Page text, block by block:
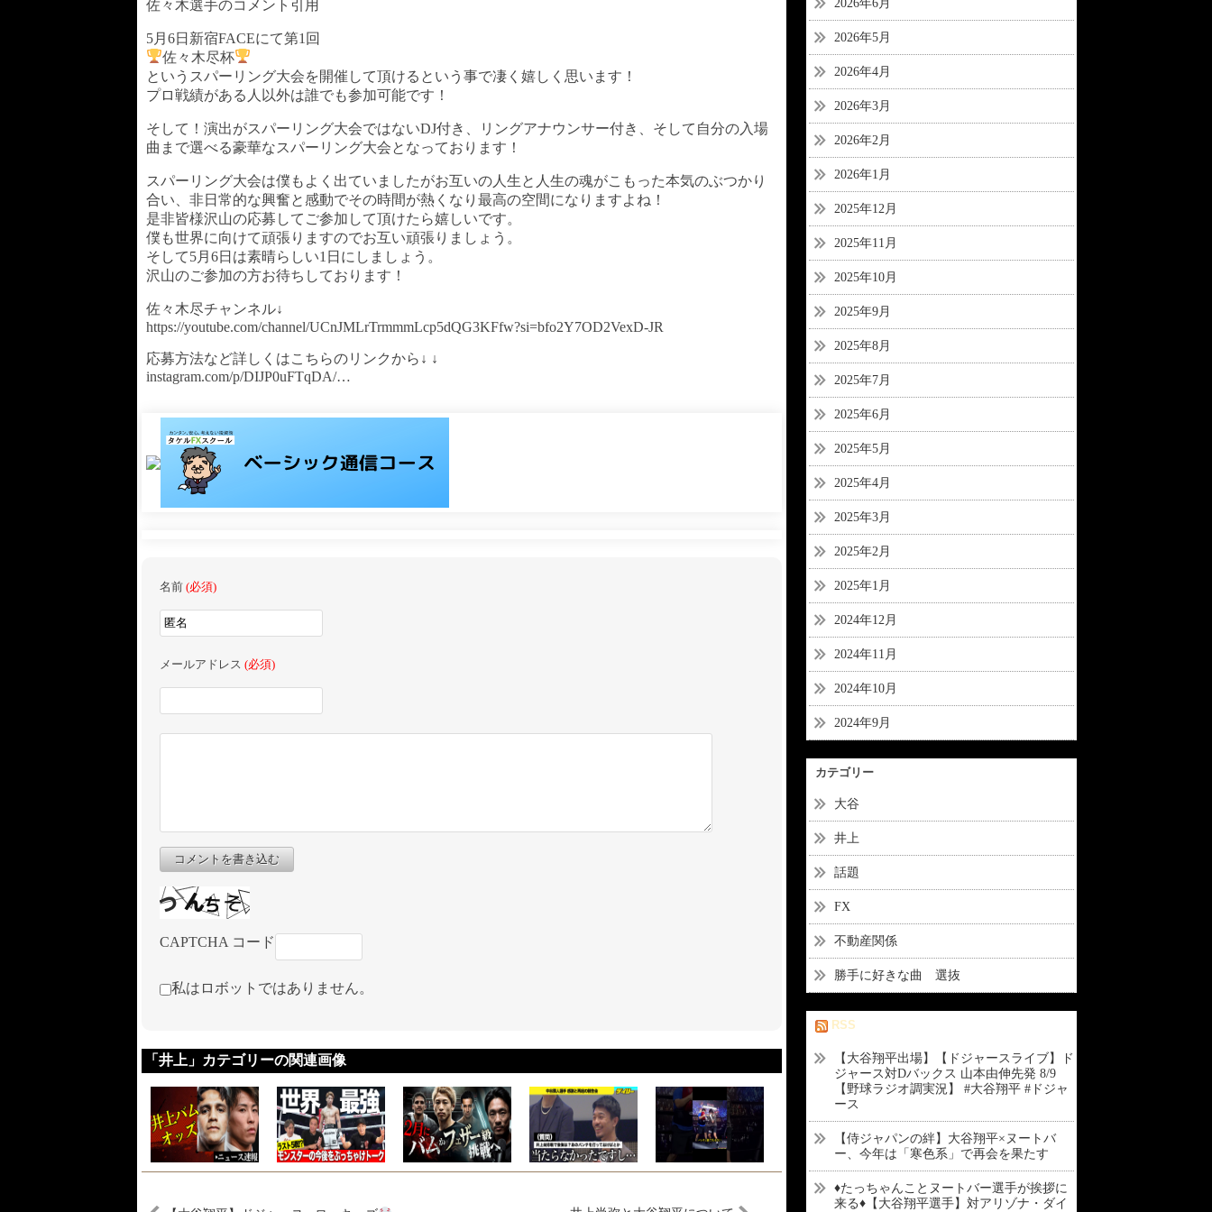
佐々木選手のコメント引用
5月6日新宿FACEにて第1回
佐々木尽杯
というスパーリング大会を開催して頂けるという事で凄く嬉しく思います！
プロ戦績がある人以外は誰でも参加可能です！
そして！演出がスパーリング大会ではないDJ付き、リングアナウンサー付き、そして自分の入場
曲まで選べる豪華なスパーリング大会となっております！
スパーリング大会は僕もよく出ていましたがお互いの人生と人生の魂がこもった本気のぶつかり
合い、非日常的な興奮と感動でその時間が熱くなり最高の空間になりますよね！
是非皆様沢山の応募してご参加して頂けたら嬉しいです。
僕も世界に向けて頑張りますのでお互い頑張りましょう。
そして5月6日は素晴らしい1日にしましょう。
沢山のご参加の方お待ちしております！
佐々木尽チャンネル↓
https://youtube.com/channel/UCnJMLrTrmmmLcp5dQG3KFfw?si=bfo2Y7OD2VexD-JR
応募方法など詳しくはこちらのリンクから↓ ↓
instagram.com/p/DIJP0uFTqDA/…
名前 (必須)
メールアドレス (必須)
コメントを書き込む
CAPTCHA コード
私はロボットではありません。
「井上」カテゴリーの関連画像
2026年6月
2026年5月
2026年4月
2026年3月
2026年2月
2026年1月
2025年12月
2025年11月
2025年10月
2025年9月
2025年8月
2025年7月
2025年6月
2025年5月
2025年4月
2025年3月
2025年2月
2025年1月
2024年12月
2024年11月
2024年10月
2024年9月
カテゴリー
大谷
井上
話題
FX
不動産関係
勝手に好きな曲 選抜
RSS
【大谷翔平出場】【ドジャースライブ】ド
ジャース対Dバックス 山本由伸先発 8/9
【野球ラジオ調実況】 #大谷翔平 #ドジャ
ース
【侍ジャパンの絆】大谷翔平×ヌートバ
ー、今年は「寒色系」で再会を果たす
♦たっちゃんことヌートバー選手が挨拶に
来る♦【大谷翔平選手】対アリゾナ・ダイ